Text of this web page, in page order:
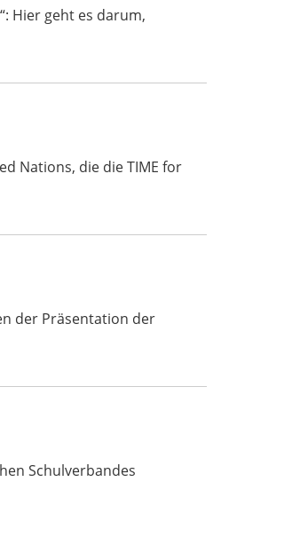
Hier geht es darum,
Nations, die die TIME for
der Präsentation der
Schulverbandes